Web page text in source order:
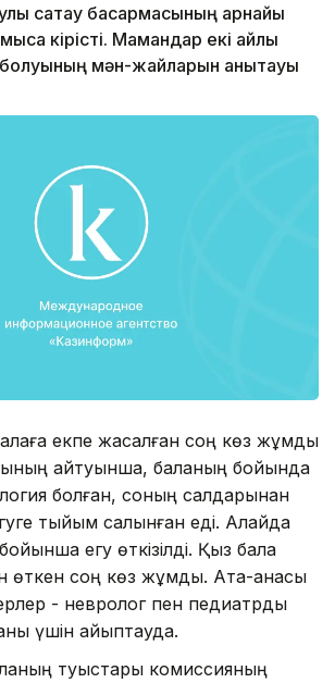
сақтау басқармасының арнайы
кірісті. Мамандар екі айлық
болуының мән-жайларын анықтауы
екпе жасалған соң көз жұмды
айтуынша, баланың бойында
болған, соның салдарынан
тыйым салынған еді. Алайда
егу өткізілді. Қыз бала
өткен соң көз жұмды. Ата-анасы
- невролог пен педиатрды
үшін айыптауда.
туыстары комиссияның